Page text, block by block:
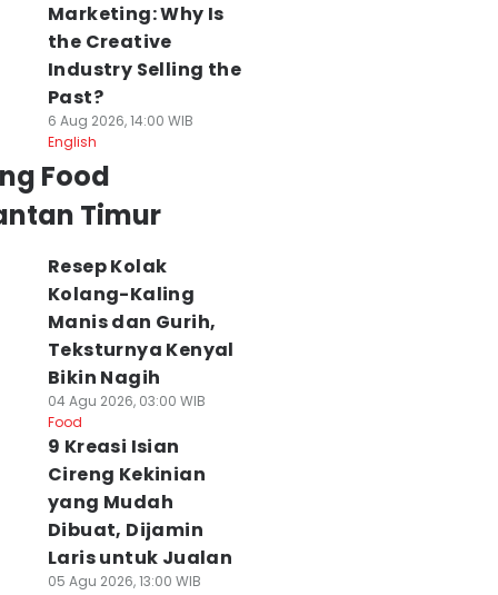
Marketing: Why Is
the Creative
Industry Selling the
Past?
6 Aug 2026, 14:00 WIB
English
Food
Timur
Resep Kolak
Kolang-Kaling
Manis dan Gurih,
Teksturnya Kenyal
Bikin Nagih
04 Agu 2026, 03:00 WIB
Food
9 Kreasi Isian
Cireng Kekinian
yang Mudah
Dibuat, Dijamin
Laris untuk Jualan
05 Agu 2026, 13:00 WIB